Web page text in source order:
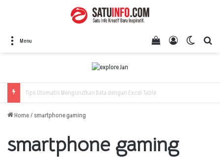
Menu Switch
Log In
View your
Home/ smartphone gaming
smartphone gaming